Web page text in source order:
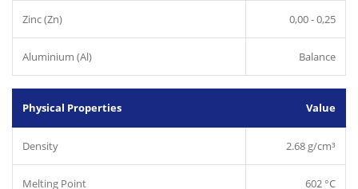
Zinc (Zn) 0,00 - 0,25
Aluminium (Al) Balance
Physical Properties Value
Density 2.68 g/cm³
Melting Point 602 °C